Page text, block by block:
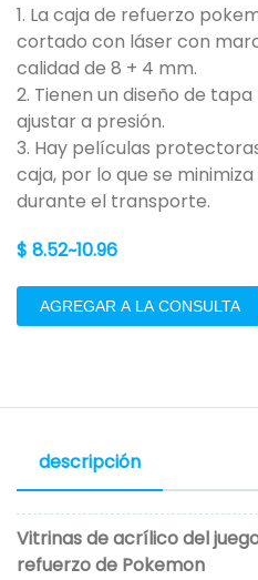
1. La caja de refuerzo
cortado con láser con
calidad de 8 + 4 mm.
2. Tienen un diseño de
ajustar a presión.
3. Hay películas
caja, por lo que se
durante el transporte.
$ 8.52~10.96
AGREGAR A LA CONSULTA
descripción
Vitrinas de acrílico del
refuerzo de Pokemon